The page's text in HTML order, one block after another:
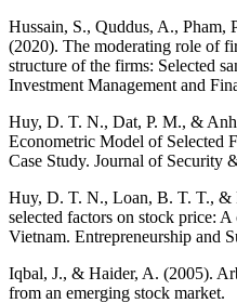
Hussain, S., Quddus, A.,
(2020). The moderating role of
structure of the firms: Selected
Investment Management and
Huy, D. T. N., Dat, P. M., &
Econometric Model of Selected
Case Study. Journal of Security
Huy, D. T. N., Loan, B. T. T., &
selected factors on stock price:
Vietnam. Entrepreneurship and
Iqbal, J., & Haider, A. (2005).
from an emerging stock market.